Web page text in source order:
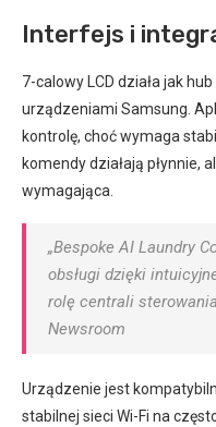
Interfejs i
7-calowy LCD działa jak
urządzeniami Samsung.
kontrolę, choć wymaga
komendy działają płynnie,
wymagająca.
„Bespoke AI Laundry
obsługi dzięki
rolę centrali
Newsroom
Urządzenie jest
stabilnej sieci Wi-Fi na